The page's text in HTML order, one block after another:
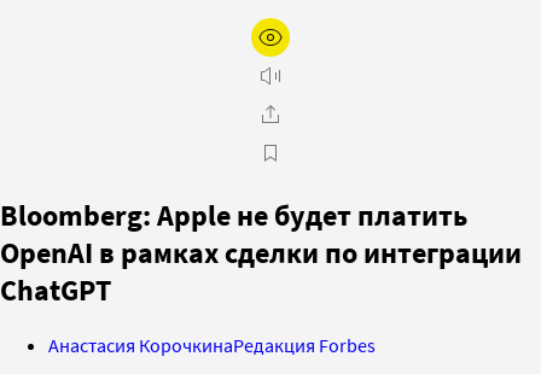
Bloomberg: Apple не будет платить
OpenAI в рамках сделки по интеграции
ChatGPT
Анастасия КорочкинаРедакция Forbes